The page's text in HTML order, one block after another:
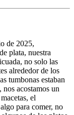
de 2025,
plata, nuestra
no solo las
alrededor de los
tumbonas estaban
acostamos un
el
para comer, no